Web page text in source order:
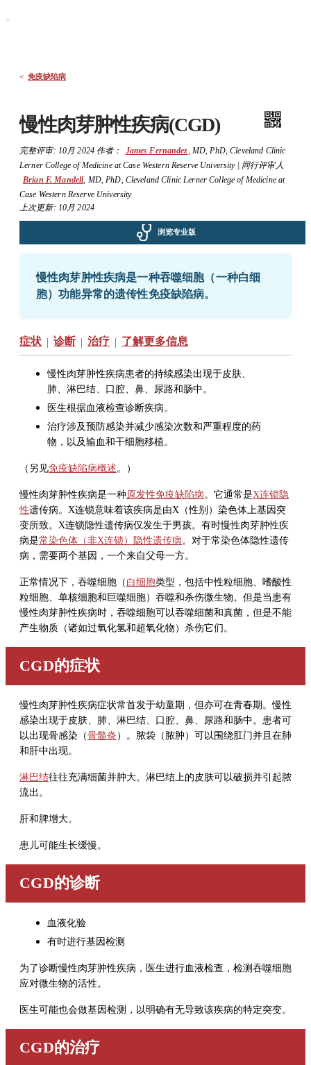
< 免疫缺陷病
慢性肉芽肿性疾病(CGD)
完整评审: 10月 2024作者： James Fernandez MD, PhD,Cleveland Clinic
Lerner College of Medicine at Case Western Reserve University| 同行评审人
Brian F. Mandell, MD, PhD Cleveland Clinic Lerner College of Medicine at
Case Western Reserve University
上次更新: 10月 2024
浏览专业版
慢性肉芽肿性疾病是一种吞噬细胞（一种白细
胞）功能异常的遗传性免疫缺陷病。
症状 | 诊断 | 治疗 | 了解更多信息
慢性肉芽肿性疾病患者的持续感染出现于皮肤、
肺、淋巴结、口腔、鼻、尿路和肠中。
医生根据血液检查诊断疾病。
治疗涉及预防感染并减少感染次数和严重程度的药
物，以及输血和干细胞移植。
（另见免疫缺陷病概述。）
慢性肉芽肿性疾病是一种原发性免疫缺陷病。它通常是X连锁隐
性遗传病。X连锁意味着该疾病是由X（性别）染色体上基因突
变所致。X连锁隐性遗传病仅发生于男孩。有时慢性肉芽肿性疾
病是常染色体（非X连锁）隐性遗传病。对于常染色体隐性遗传
病，需要两个基因，一个来自父母一方。
正常情况下，吞噬细胞（ 白细胞类型，包括中性粒细胞、嗜酸性
粒细胞、单核细胞和巨噬细胞）吞噬和杀伤微生物。但是当患有
慢性肉芽肿性疾病时，吞噬细胞可以吞噬细菌和真菌，但是不能
产生物质（诸如过氧化氢和超氧化物）杀伤它们。
CGD的症状
慢性肉芽肿性疾病症状常首发于幼童期，但亦可在青春期。慢性
感染出现于皮肤、肺、淋巴结、口腔、鼻、尿路和肠中。患者可
以出现骨感染（骨髓炎 ）。脓袋（脓肿）可以围绕肛门并且在肺
和肝中出现。
淋巴结往往充满细菌并肿大。淋巴结上的皮肤可以破损并引起脓
流出。
肝和脾增大。
患儿可能生长缓慢。
CGD的诊断
血液化验
有时进行基因检测
为了诊断慢性肉芽肿性疾病，医生进行血液检查，检测吞噬细胞
应对微生物的活性。
医生可能也会做基因检测，以明确有无导致该疾病的特定突变。
CGD的治疗